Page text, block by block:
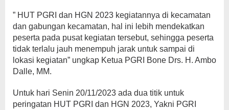
” HUT PGRI dan HGN 2023 kegiatannya di kecamatan
dan gabungan kecamatan, hal ini lebih mendekatkan
peserta pada pusat kegiatan tersebut, sehingga peserta
tidak terlalu jauh menempuh jarak untuk sampai di
lokasi kegiatan” ungkap Ketua PGRI Bone Drs. H. Ambo
Dalle, MM.
Untuk hari Senin 20/11/2023 ada dua titik untuk
peringatan HUT PGRI dan HGN 2023, Yakni PGRI